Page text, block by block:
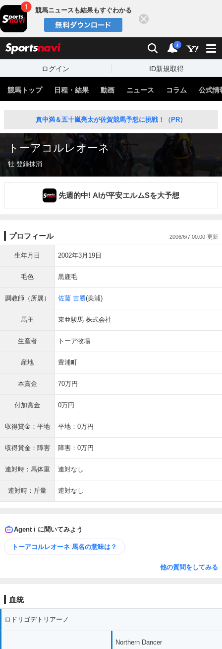
競馬ニュースも結果もすぐわかる
検索 通知
i
ログイン ID新規取得
競馬トップ 日程・結果 動画 ニュース コラム 公式情
真中満＆五十嵐亮太が佐賀競馬予想に挑戦！（PR）
トーアコルレオーネ
牡 登録抹消
先週的中! AIが平安エルムSを大予想
プロフィール 2006/6/7 00:00
生年月日 2002年3月19日
毛色 黒鹿毛
調教師（所属） 佐藤 吉勝(美浦)
馬主 東亜駿馬 株式会社
生産者 トーア牧場
産地 豊浦町
本賞金 70万円
付加賞金 0万円
収得賞金：平地 平地：0万円
収得賞金：障害 障害：0万円
連対時：馬体重 連対なし
連対時：斤量 連対なし
Agent i に聞いてみよう
トーアコルレオーネ 馬名の意味は？
他の質問をしてみる
血統
ロドリゴデトリアーノ
Northern Dancer